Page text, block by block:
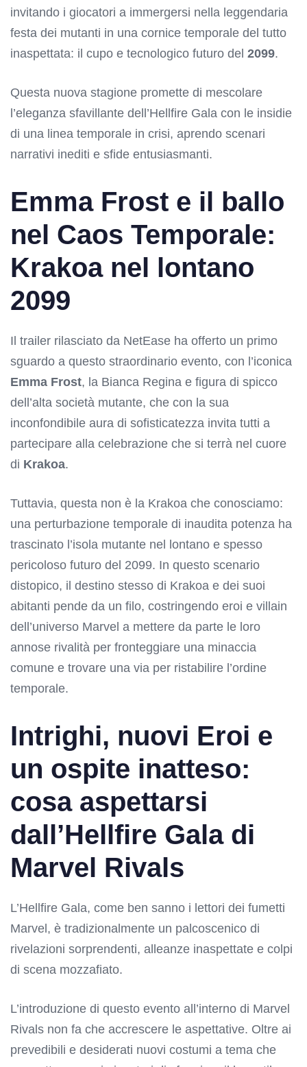
invitando i giocatori a immergersi nella leggendaria
festa dei mutanti in una cornice temporale del tutto
inaspettata: il cupo e tecnologico futuro del 2099.
Questa nuova stagione promette di mescolare
l’eleganza sfavillante dell’Hellfire Gala con le insidie
di una linea temporale in crisi, aprendo scenari
narrativi inediti e sfide entusiasmanti.
Emma Frost e il ballo
nel Caos Temporale:
Krakoa nel lontano
2099
Il trailer rilasciato da NetEase ha offerto un primo
sguardo a questo straordinario evento, con l’iconica
Emma Frost, la Bianca Regina e figura di spicco
dell’alta società mutante, che con la sua
inconfondibile aura di sofisticatezza invita tutti a
partecipare alla celebrazione che si terrà nel cuore
di Krakoa.
Tuttavia, questa non è la Krakoa che conosciamo:
una perturbazione temporale di inaudita potenza ha
trascinato l’isola mutante nel lontano e spesso
pericoloso futuro del 2099. In questo scenario
distopico, il destino stesso di Krakoa e dei suoi
abitanti pende da un filo, costringendo eroi e villain
dell’universo Marvel a mettere da parte le loro
annose rivalità per fronteggiare una minaccia
comune e trovare una via per ristabilire l’ordine
temporale.
Intrighi, nuovi Eroi e
un ospite inatteso:
cosa aspettarsi
dall’Hellfire Gala di
Marvel Rivals
L’Hellfire Gala, come ben sanno i lettori dei fumetti
Marvel, è tradizionalmente un palcoscenico di
rivelazioni sorprendenti, alleanze inaspettate e colpi
di scena mozzafiato.
L’introduzione di questo evento all’interno di Marvel
Rivals non fa che accrescere le aspettative. Oltre ai
prevedibili e desiderati nuovi costumi a tema che